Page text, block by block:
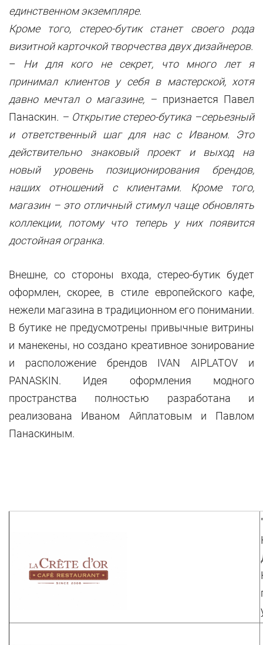
единственном экземпляре.
Кроме того, стерео-бутик станет своего рода
визитной карточкой творчества двух дизайнеров.
– Ни для кого не секрет, что много лет я
принимал клиентов у себя в мастерской, хотя
давно мечтал о магазине, – признается Павел
Панаскин. – Открытие стерео-бутика –серьезный
и ответственный шаг для нас с Иваном. Это
действительно знаковый проект и выход на
новый уровень позиционирования брендов,
наших отношений с клиентами. Кроме того,
магазин – это отличный стимул чаще обновлять
коллекции, потому что теперь у них появится
достойная огранка.
Внешне, со стороны входа, стерео-бутик будет
оформлен, скорее, в стиле европейского кафе,
нежели магазина в традиционном его понимании.
В бутике не предусмотрены привычные витрины
и манекены, но создано креативное зонирование
и расположение брендов IVAN AIPLATOV и
PANASKIN. Идея оформления модного
пространства полностью разработана и
реализована Иваном Айплатовым и Павлом
Панаскиным.